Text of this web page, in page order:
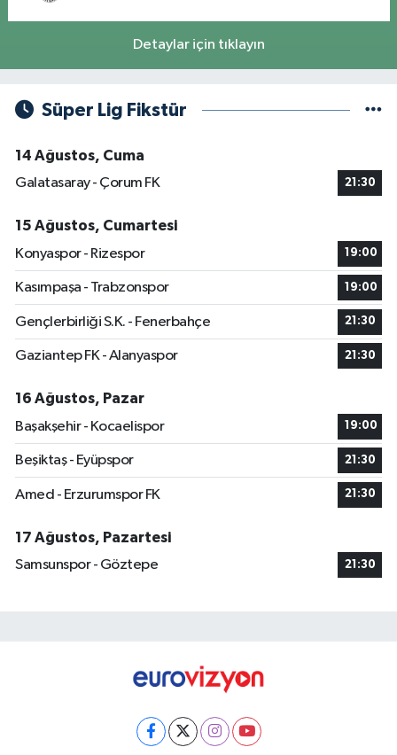
Detaylar için tıklayın
Süper Lig Fikstür
14 Ağustos, Cuma
Galatasaray - Çorum FK
21:30
15 Ağustos, Cumartesi
Konyaspor - Rizespor
19:00
Kasımpaşa - Trabzonspor 19:00
Gençlerbirliği S.K. - Fenerbahçe 21:30
Gaziantep FK - Alanyaspor 21:30
16 Ağustos, Pazar
Başakşehir - Kocaelispor
19:00
Beşiktaş - Eyüpspor 21:30
Amed - Erzurumspor FK 21:30
17 Ağustos, Pazartesi
Samsunspor - Göztepe
21:30